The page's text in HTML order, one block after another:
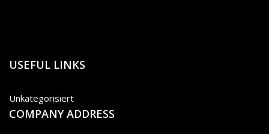
USEFUL LINKS
Unkategorisiert
COMPANY ADDRESS